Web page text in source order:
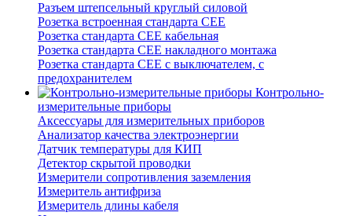
Разъем штепсельный круглый силовой
Розетка встроенная стандарта CEE
Розетка стандарта СЕЕ кабельная
Розетка стандарта СЕЕ накладного монтажа
Розетка стандарта СЕЕ с выключателем, с
предохранителем
Контрольно-
измерительные приборы
Аксессуары для измерительных приборов
Анализатор качества электроэнергии
Датчик температуры для КИП
Детектор скрытой проводки
Измерители сопротивления заземления
Измеритель антифриза
Измеритель длины кабеля